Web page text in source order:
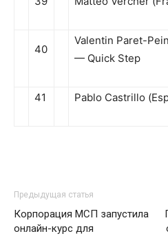
40
Valentin Paret-
— Quick Step
41 Pablo Castrillo
Предыдущая статья
Корпорация МСП запустила
онлайн-курс для